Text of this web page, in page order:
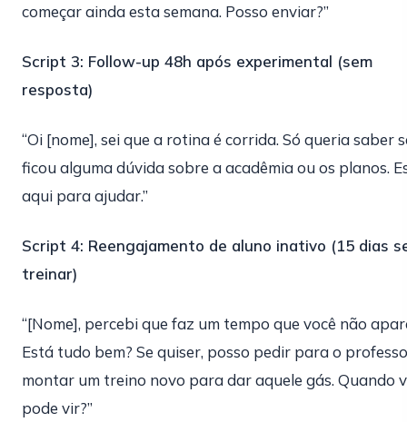
começar ainda esta semana. Posso enviar?”
Script 3: Follow-up 48h após experimental (sem
resposta)
“Oi [nome], sei que a rotina é corrida. Só queria saber
ficou alguma dúvida sobre a acadêmia ou os planos.
aqui para ajudar.”
Script 4: Reengajamento de aluno inativo (15 dias
treinar)
“[Nome], percebi que faz um tempo que você não
Está tudo bem? Se quiser, posso pedir para o
montar um treino novo para dar aquele gás. Quando
pode vir?”